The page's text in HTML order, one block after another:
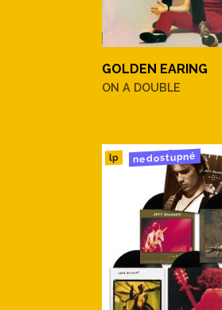
GOLDEN EARING
ON A DOUBLE
lp nedostupné